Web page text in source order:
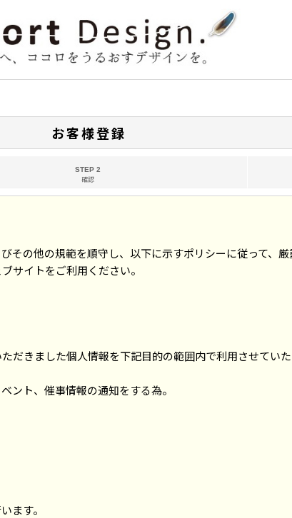
お客様登録
STEP 2
確認
の他の規範を順守し、以下に示すポリシーに従って、厳
サイトをご利用ください。
きました個人情報を下記目的の範囲内で利用させていた
ント、催事情報の通知をする為。
ます。